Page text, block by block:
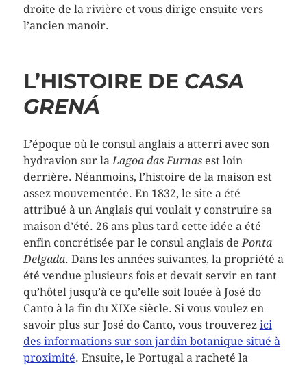
droite de la rivière et vous dirige ensuite vers
l’ancien manoir.
L’HISTOIRE DE CASA
GRENÁ
L’époque où le consul anglais a atterri avec son
hydravion sur laLagoa das Furnas est loin
derrière. Néanmoins, l’histoire de la maison est
assez mouvementée. En 1832, le site a été
attribué à un Anglais qui voulait y construire sa
maison d’été. 26 ans plus tard cette idée a été
enfin concrétisée par le consul anglais dePonta
Delgada. Dans les années suivantes, la propriété a
été vendue plusieurs fois et devait servir en tant
qu’hôtel jusqu’à ce qu’elle soit louée à José do
Canto à la fin du XIXe siècle. Si vous voulez en
savoir plus sur José do Canto, vous trouverez ici
des informations sur son jardin botanique situé à
proximité. Ensuite, le Portugal a racheté la